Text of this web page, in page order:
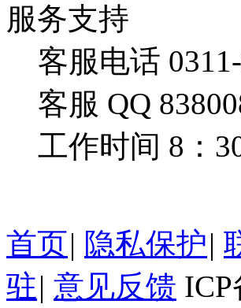
服务支持
客服电话
客服 QQ
工作时间 8：
（周一
首页| 隐私保护|
驻| 意见反馈